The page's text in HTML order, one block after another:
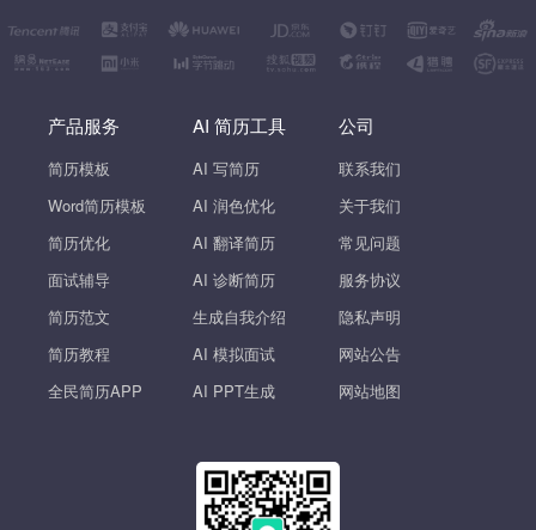
产品服务
简历模板
Word简历模板
简历优化
面试辅导
简历范文
简历教程
全民简历APP
AI 简历工具
AI 写简历
AI 润色优化
AI 翻译简历
AI 诊断简历
生成自我介绍
AI 模拟面试
AI PPT生成
公司
联系我们
关于我们
常见问题
服务协议
隐私声明
网站公告
网站地图